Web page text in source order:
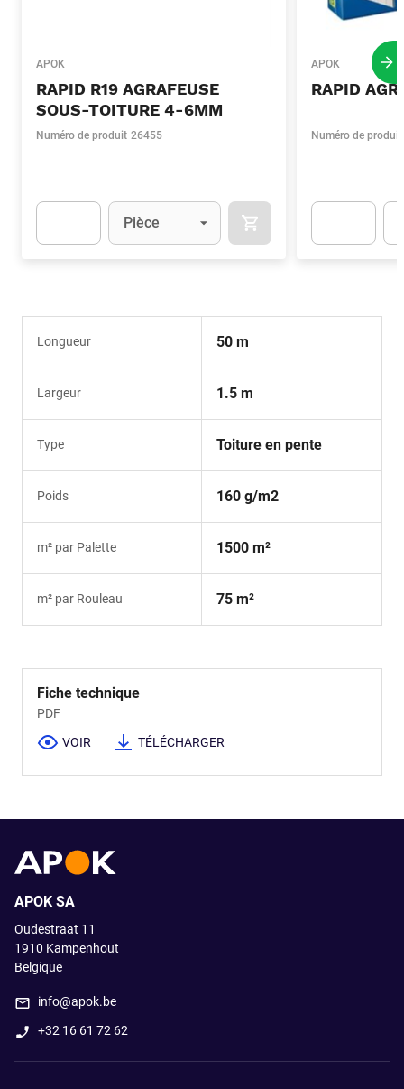
APOK
RAPID R19 AGRAFEUSE
SOUS-TOITURE 4-6MM
Numéro de produit 26455
Unité
Pièce AJOUTER AU PANIER
APOK
RAPID
Numéro de produit
Longueur 50 m
Largeur 1.5 m
Type Toiture en pente
Poids 160 g/m2
m² par Palette 1500 m²
m² par Rouleau 75 m²
Fiche technique
PDF
VOIR TÉLÉCHARGER
APOK SA
Oudestraat 11
1910 Kampenhout
Belgique
info@apok.be
+32 16 61 72 62